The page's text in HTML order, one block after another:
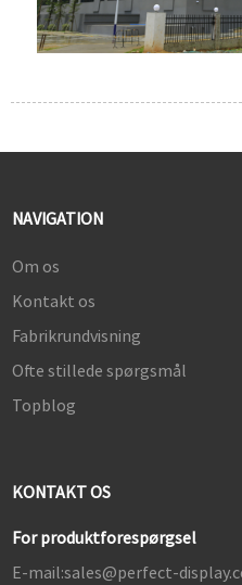
NAVIGATION
Om os
Kontakt os
Fabrikrundvisning
Ofte stillede spørgsmål
Topblog
KONTAKT OS
For produktforespørgsel
E-mail:sales@perfect-